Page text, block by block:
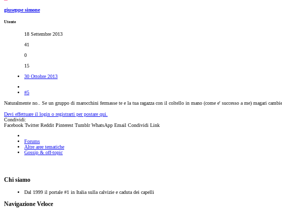
giuseppe simone
Utente
18 Settembre 2013
41
0
15
30 Ottobre 2013
#5
Naturalmente no.. Se un gruppo di marocchini fermasse te e la tua ragazza con il coltello in mano (come e' successo a me) magari
Devi effettuare il login o registrarti per postare qui.
Condividi:
Facebook Twitter Reddit Pinterest Tumblr WhatsApp Email Condividi Link
Forums
Altre aree tematiche
Gossip & off-topic
Chi siamo
Dal 1999 il portale #1 in Italia sulla calvizie e caduta dei capelli
Navigazione Veloce